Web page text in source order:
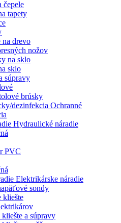
čepele
tapety
na drevo
nožov
na sklo
sklo
súpravy
brúsky
Ochranné
Hydraulické náradie
PVC
Elektrikárske náradie
sondy
kliešte
a súpravy